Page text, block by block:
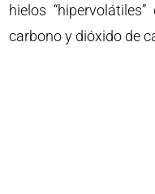
hielos
carbono y dióxido de